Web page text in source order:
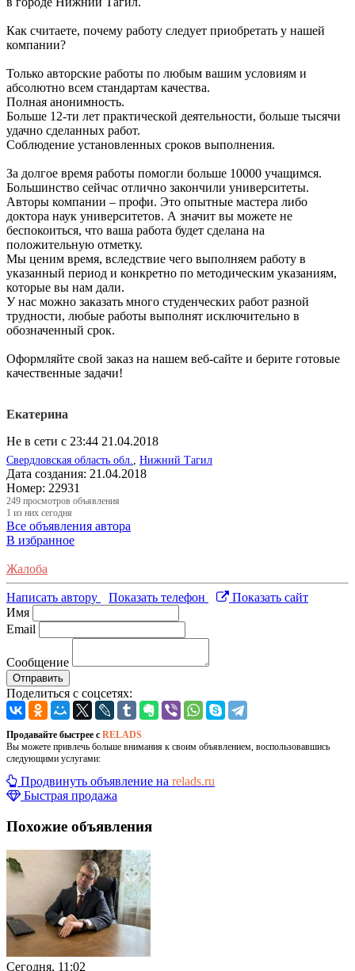
Как считаете, почему работу следует приобретать у нашей
компании?
Только авторские работы по любым вашим условиям и
абсолютно всем стандартам качества.
Полная анонимность.
Больше 12-ти лет практической деятельности, больше тысячи
удачно сделанных работ.
Соблюдение установленных сроков выполнения.
За долгое время работы помогли больше 10000 учащимся.
Большинство сейчас отлично закончили университеты.
Авторы компании – профи. Это опытные мастера либо
доктора наук университетов. А значит вы можете не
беспокоиться, что ваша работа будет сделана на
положительную отметку.
Мы ценим время, вследствие чего выполняем работу в
указанный период и конкретно по методическим указаниям,
которые вы нам дали.
У нас можно заказать много студенческих работ разной
трудности, любые работы выполнят исключительно в
обозначенный срок.
Оформляйте свой заказ на нашем веб-сайте и берите готовые
качественные задачи!
Екатерина
Не в сети с 23:44 21.04.2018
Свердловская область обл. Нижний Тагил
Дата создания: 21.04.2018
Номер: 22931
249 просмотров объявления
1 из них сегодня
Все объявления автора
В избранное
Жалоба
Написать автору Показать телефон
Показать сайт
Имя
Email
Сообщение
Отправить
Поделиться с соцсетях:
Продавайте быстрее с RELADS
Вы можете привлечь больше внимания к своим объявлением, воспользовавшись
следующими услугами:
Продвинуть объявление на relads.ru
Быстрая продажа
Похожие объявления
Сегодня, 11:02